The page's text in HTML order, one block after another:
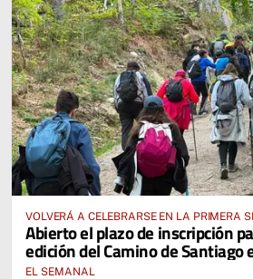
VOLVERÁ A CELEBRARSE EN LA PRIMERA
Abierto el plazo de inscripción
edición del Camino de Santiago
EL SEMANAL